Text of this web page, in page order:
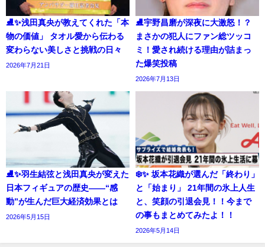
⛸️✨浅田真央が教えてくれた「本
物の価値」 タオル愛から伝わる
変わらない美しさと挑戦の日々
2026年7月21日
⛸️宇野昌磨が深夜に大激怒！？
まさかの犯人にファン総ツッコ
ミ！愛され続ける理由が詰まっ
た爆笑投稿
2026年7月13日
⛸️✨羽生結弦と浅田真央が変えた
日本フィギュアの歴史――“感
動”が生んだ巨大経済効果とは
2026年5月15日
❄️✨ 坂本花織が選んだ「終わり」
と「始まり」 21年間の氷上人生
と、笑顔の引退会見！！今まで
の事もまとめてみたよ！！
2026年5月14日